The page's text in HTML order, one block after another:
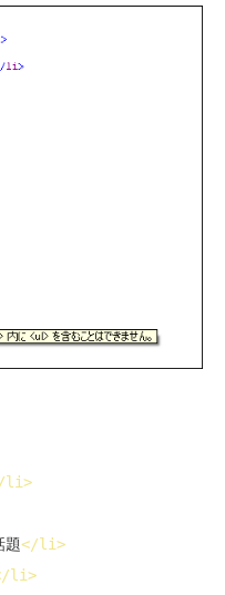
li>
</li>
li>